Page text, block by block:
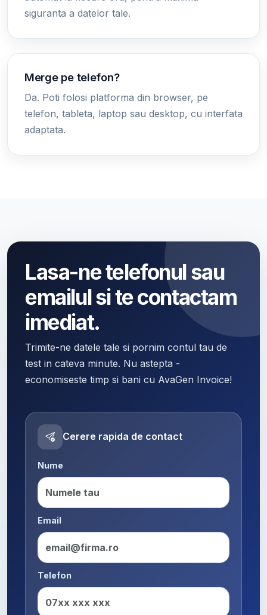
siguranta a datelor tale.
Merge pe telefon?
Da. Poti folosi platforma din browser, pe
telefon, tableta, laptop sau desktop, cu interfata
adaptata.
Lasa-ne telefonul sau
emailul si te contactam
imediat.
Trimite-ne datele tale si pornim contul tau de
test in cateva minute. Nu astepta -
economiseste timp si bani cu AvaGen Invoice!
Cerere rapida de contact
Nume
Email
Telefon